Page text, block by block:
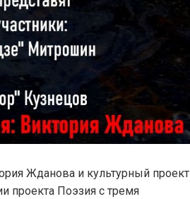
Жданова и культурный проект
проекта Поэзия с тремя